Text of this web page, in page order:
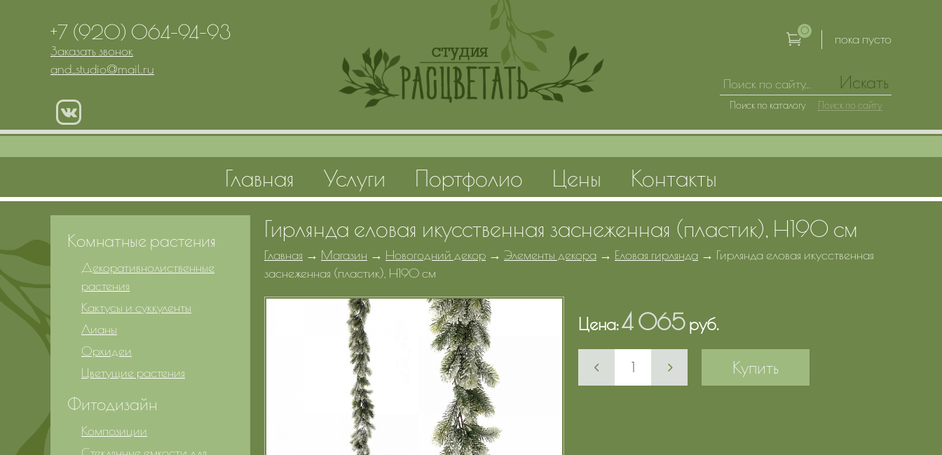
Гирлянда еловая икусственная заснеженная (пластик), H190 см
Главная → Магазин → Новогодний декор → Элементы декора → Еловая гирлянда → Гирлянда еловая икусственная
заснеженная (пластик), H190 см
Цена:4 065 руб.
Купить
Комнатные растения
Декоративнолиственные
растения
Кактусы и суккуленты
Лианы
Орхидеи
Цветущие растения
Фитодизайн
Композиции
+7 (920) 064-94-93
Заказать звонок
and_studio@mail.ru
0
пока пусто
Искать
Поиск по каталогу Поиск по сайту
Главная Услуги Портфолио Цены Контакты